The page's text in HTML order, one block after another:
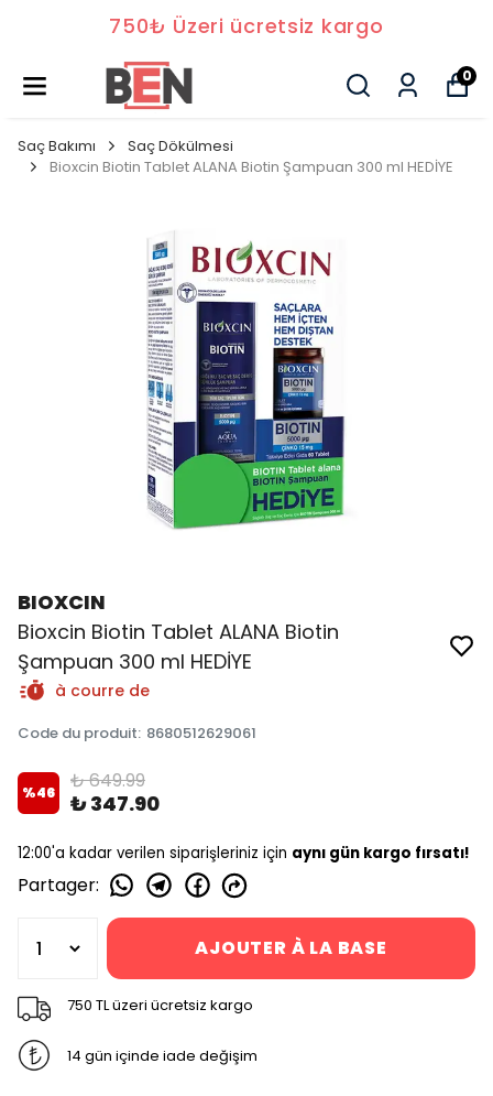
750₺ Üzeri ücretsiz kargo
0
Saç Bakımı
Saç Dökülmesi
Bioxcin Biotin Tablet ALANA Biotin Şampuan 300 ml HEDİYE
BIOXCIN
Bioxcin Biotin Tablet ALANA Biotin
Şampuan 300 ml HEDİYE
à courre de
Code du produit: 8680512629061
%46 ₺ 649.99
₺ 347.90
12:00'a kadar verilen siparişleriniz için aynı gün kargo fırsatı!
Partager:
AJOUTER À LA BASE
750 TL üzeri ücretsiz kargo
14 gün içinde iade değişim